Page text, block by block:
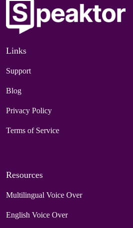
Links
Support
Blog
Privacy Policy
Terms of Service
Resources
Multilingual Voice Over
English Voice Over